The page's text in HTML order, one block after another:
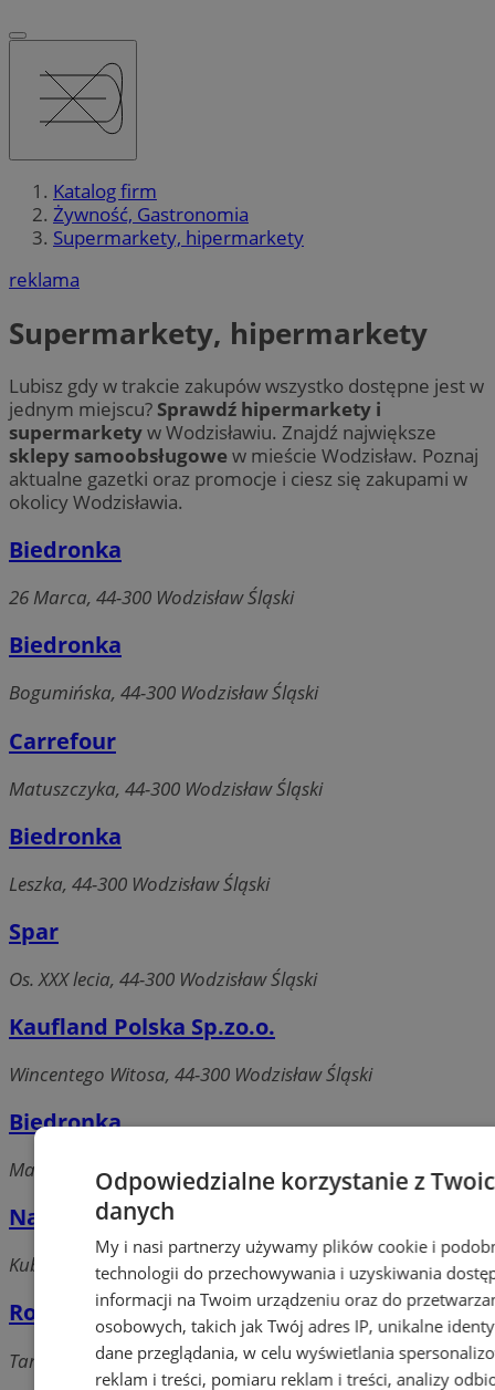
Katalog firm
Żywność, Gastronomia
Supermarkety, hipermarkety
reklama
Supermarkety, hipermarkety
Lubisz gdy w trakcie zakupów wszystko dostępne jest w
jednym miejscu? Sprawdź hipermarkety i
supermarketyw Wodzisławiu. Znajdź największe
sklepy samoobsługowew mieście Wodzisław. Poznaj
aktualne gazetki oraz promocje i ciesz się zakupami w
okolicy Wodzisławia.
Biedronka
26 Marca, 44-300 Wodzisław Śląski
Biedronka
Bogumińska, 44-300 Wodzisław Śląski
Carrefour
Matuszczyka, 44-300 Wodzisław Śląski
Biedronka
Leszka, 44-300 Wodzisław Śląski
Spar
Os. XXX lecia, 44-300 Wodzisław Śląski
Kaufland Polska Sp.zo.o.
Wincentego Witosa, 44-300 Wodzisław Śląski
Biedronka
Marklowicka, 44-300 Wodzisław Śląski
Natura
Kubsza, 44-300 Wodzisław Śląski
Rossmann Sp.zo.o.
Targowa, 44-300 Wodzisław Śląski
Odpowiedzialne korzystanie z
danych
My i nasi partnerzy używamy plików cookie i
technologii do przechowywania i uzyskiwania
informacji na Twoim urządzeniu oraz do
osobowych, takich jak Twój adres IP, unikalne
dane przeglądania, w celu wyświetlania
reklam i treści, pomiaru reklam i treści, analizy